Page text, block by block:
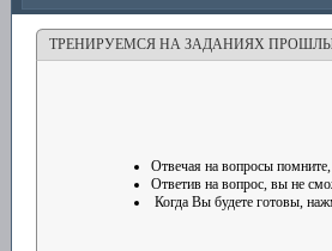
ТРЕНИРУЕМСЯ НА ЗАДАНИЯХ
Отвечая на вопросы
Ответив на вопрос, вы не
Когда Вы будете готовы,